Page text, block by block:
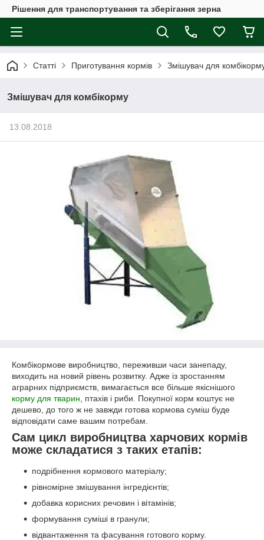
Рішення для транспортування та зберігання зерна
Статті Приготування кормів Змішувач для
Змішувач для комбікорму
13.08.2018
Комбікормове виробництво, переживши часи занепаду,
виходить на новий рівень розвитку. Адже із зростанням
аграрних підприємств, вимагається все більше якіснішого
корму для тварин , птахів і риби. Покупної корм коштує не
дешево, до того ж не завжди готова кормова суміш буде
відповідати саме вашим потребам.
Сам цикл виробництва харчових кормів
може складатися з таких етапів:
подрібнення кормового матеріалу;
рівномірне змішування інгредієнтів;
добавка корисних речовин і вітамінів;
формування суміші в гранули;
відвантаження та фасування готового корму.